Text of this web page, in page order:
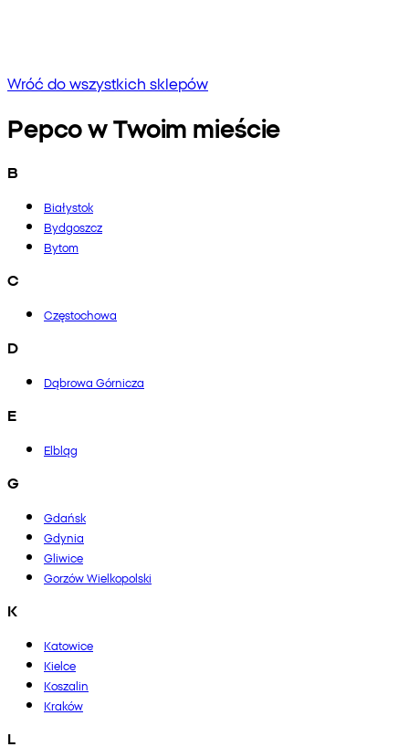
Wróć do wszystkich sklepów
Pepco w Twoim mieście
B
Białystok
Bydgoszcz
Bytom
C
Częstochowa
D
Dąbrowa Górnicza
E
Elbląg
G
Gdańsk
Gdynia
Gliwice
Gorzów Wielkopolski
K
Katowice
Kielce
Koszalin
Kraków
L